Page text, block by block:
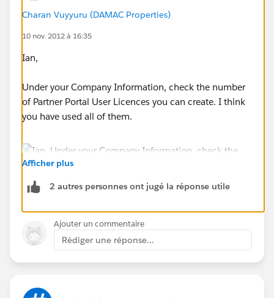
Charan Vuyyuru (DAMAC Properties)
10 nov. 2012 à 16:35
Ian,
Under your Company Information, check the number
of Partner Portal User Licences you can create. I think
you have used all of them.
Afficher plus
2 autres personnes ont jugé la réponse utile
Ajouter un commentaire
Rédiger une réponse...